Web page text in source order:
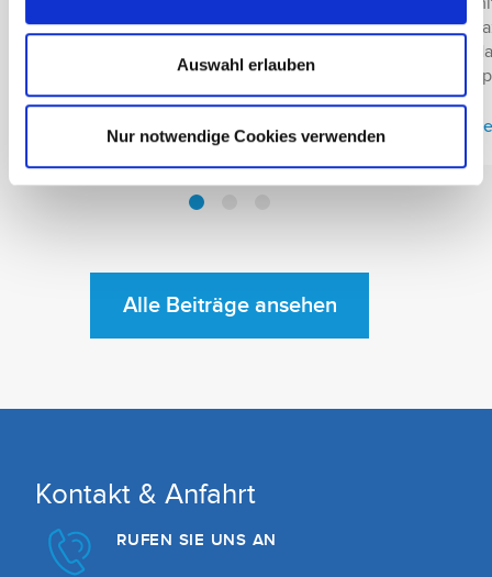
Auswahl erlauben
Nur notwendige Cookies verwenden
Alle Beiträge ansehen
Kontakt & Anfahrt
RUFEN SIE UNS AN